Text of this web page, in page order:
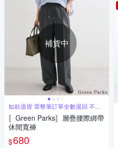
補貨中
如欲退貨 需整筆訂單全數退回 不能
單退
〚Green Parks〛層疊腰際綁帶
休閒寬褲
$680